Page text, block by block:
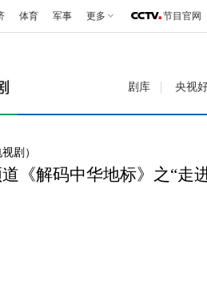
体育 军事 更多 节目官网
剧库 央视
剧）
《解码中华地标》之“走